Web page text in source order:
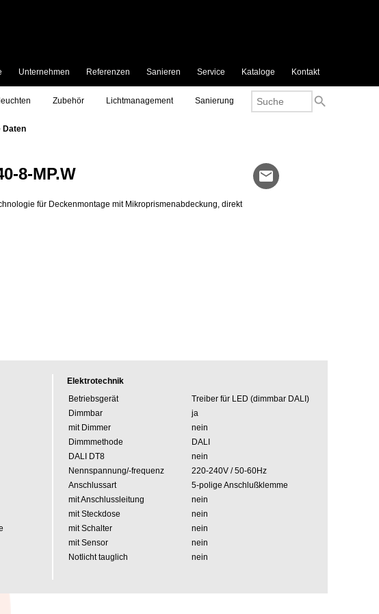
Unternehmen Referenzen Sanieren Service Kataloge Kontakt
Zubehör Lichtmanagement Sanierung search
Daten
8-MP.W
für Deckenmontage mit Mikroprismenabdeckung, direkt
mail
Elektrotechnik
Betriebsgerät
Treiber für LED (dimmbar DALI)
Dimmbar
ja
mit Dimmer
nein
Dimmmethode
DALI
DALI DT8
nein
Nennspannung/-frequenz
220-240V / 50-60Hz
Anschlussart
5-polige Anschlußklemme
mit Anschlussleitung
nein
mit Steckdose
nein
mit Schalter
nein
mit Sensor
nein
Notlicht tauglich
nein